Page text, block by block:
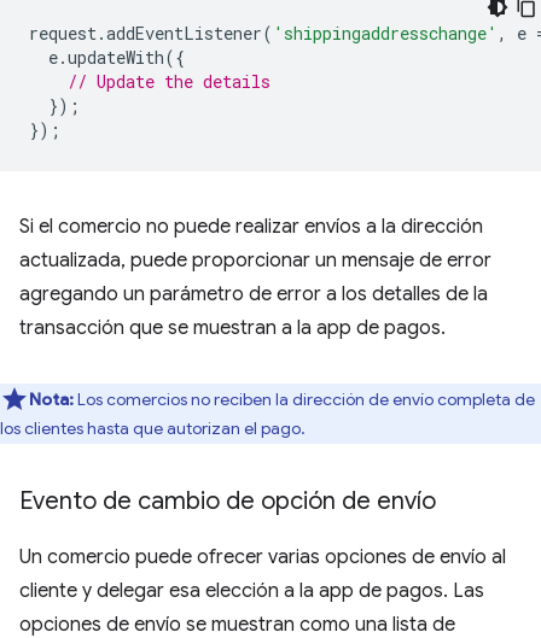
request.addEventListener( 'shippingaddresschange' , e
e.updateWith({
// Update the details
});
});
Si el comercio no puede realizar envíos a la dirección
actualizada, puede proporcionar un mensaje de error
agregando un parámetro de error a los detalles de la
transacción que se muestran a la app de pagos.
Nota:Los comercios no reciben la dirección de envío completa de
los clientes hasta que autorizan el pago.
Evento de cambio de opción de envío
Un comercio puede ofrecer varias opciones de envío al
cliente y delegar esa elección a la app de pagos. Las
opciones de envío se muestran como una lista de